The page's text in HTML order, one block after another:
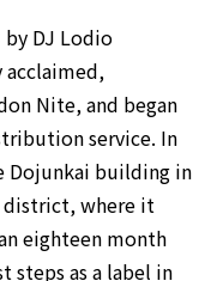
by DJ Lodio
Nite, and began
service. In
Dojunkai building in
district, where it
eighteen month
steps as a label in